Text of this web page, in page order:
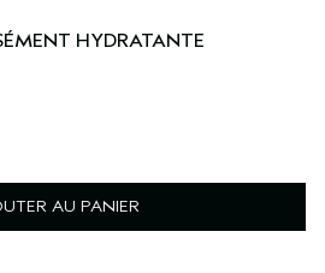
HYDRATANTE
AU PANIER